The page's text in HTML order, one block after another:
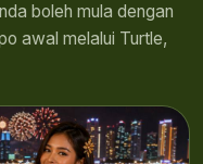
boleh mula dengan
awal melalui Turtle,